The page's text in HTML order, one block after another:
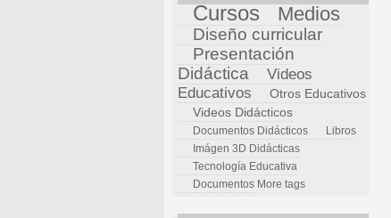
Cursos Medios
Diseño curricular
Presentación
Didáctica
Videos
Educativos
Otros Educativos
Videos Didácticos
Documentos Didácticos
Libros
Imágen 3D Didácticas
Tecnología Educativa
Documentos More tags